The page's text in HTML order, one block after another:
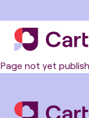
Page not yet